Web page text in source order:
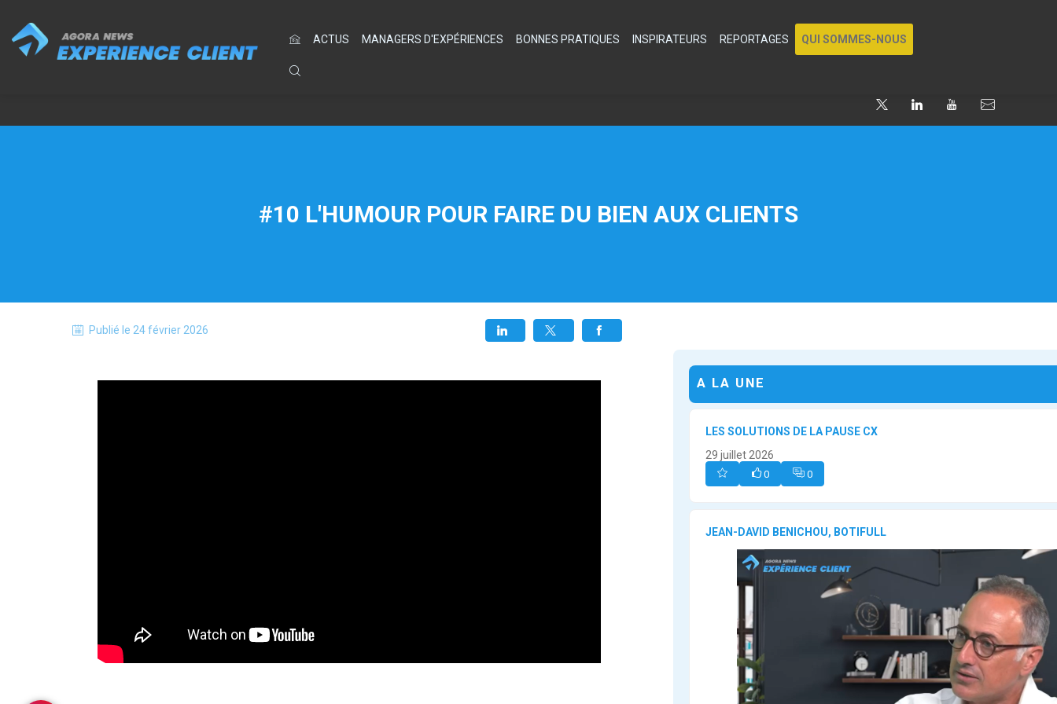
ACTUS MANAGERS D'EXPÉRIENCES BONNES PRATIQUES INSPIRATEURS REPORTAGES QUI SOMMES-NOUS
#10 L'HUMOUR POUR FAIRE DU BIEN AUX CLIENTS
Publié le 24 février 2026
A LA UNE
LES SOLUTIONS DE LA PAUSE CX
29 juillet 2026
0 0
JEAN-DAVID BENICHOU, BOTIFULL